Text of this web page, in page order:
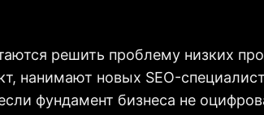
решить проблему низких
нанимают новых SEO-
фундамент бизнеса не